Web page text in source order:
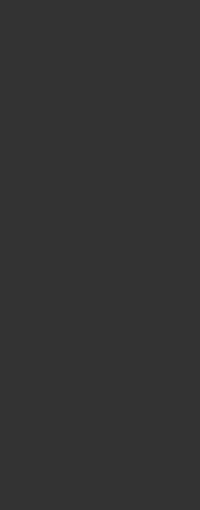
品
富に選べて価格が安
ご注文ページ
で